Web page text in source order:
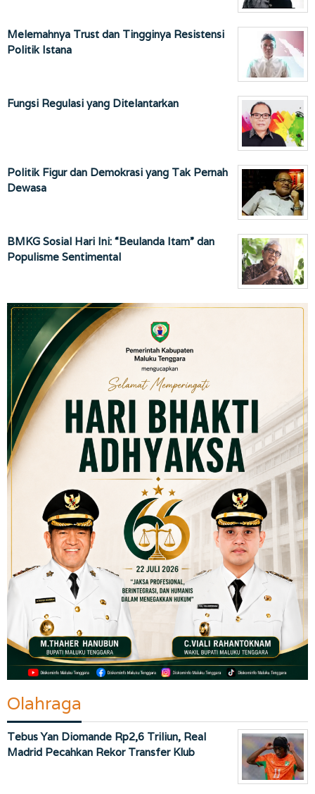
Melemahnya Trust dan Tingginya Resistensi
Politik Istana
Fungsi Regulasi yang Ditelantarkan
Politik Figur dan Demokrasi yang Tak Pernah
Dewasa
BMKG Sosial Hari Ini: “Beulanda Itam” dan
Populisme Sentimental
Olahraga
Tebus Yan Diomande Rp2,6 Triliun, Real
Madrid Pecahkan Rekor Transfer Klub